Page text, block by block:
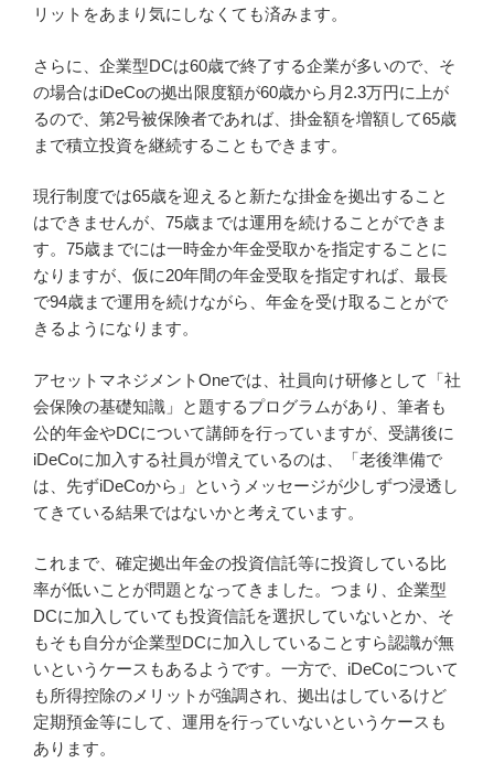
リットをあまり気にしなくても済みます。
さらに、企業型DCは60歳で終了する企業が多いので、そ
の場合はiDeCoの拠出限度額が60歳から月2.3万円に上が
るので、第2号被保険者であれば、掛金額を増額して65歳
まで積立投資を継続することもできます。
現行制度では65歳を迎えると新たな掛金を拠出すること
はできませんが、75歳までは運用を続けることができま
す。75歳までには一時金か年金受取かを指定することに
なりますが、仮に20年間の年金受取を指定すれば、最長
で94歳まで運用を続けながら、年金を受け取ることがで
きるようになります。
アセットマネジメントOneでは、社員向け研修として「社
会保険の基礎知識」と題するプログラムがあり、筆者も
公的年金やDCについて講師を行っていますが、受講後に
iDeCoに加入する社員が増えているのは、「老後準備で
は、先ずiDeCoから」というメッセージが少しずつ浸透し
てきている結果ではないかと考えています。
これまで、確定拠出年金の投資信託等に投資している比
率が低いことが問題となってきました。つまり、企業型
DCに加入していても投資信託を選択していないとか、そ
もそも自分が企業型DCに加入していることすら認識が無
いというケースもあるようです。一方で、iDeCoについて
も所得控除のメリットが強調され、拠出はしているけど
定期預金等にして、運用を行っていないというケースも
あります。